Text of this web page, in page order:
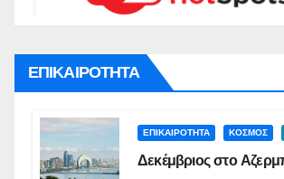
ΕΠΙΚΑΙΡΟΤΗΤΑ
ΕΠΙΚΑΙΡΟΤΗΤΑ ΚΟΣΜΟΣ
Δεκέμβριος στο